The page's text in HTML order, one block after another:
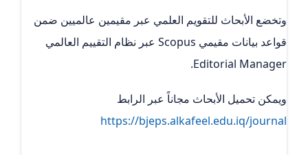
وتخضع الأبحاث للتقويم العلمي عبر مقيمين عالميين ضمن
قواعد بيانات مقيمي Scopus عبر نظام التقييم العالمي
Editorial Manager.
ويمكن تحميل الأبحاث مجاناً عبر الرابط
https://bjeps.alkafeel.edu.iq/journal